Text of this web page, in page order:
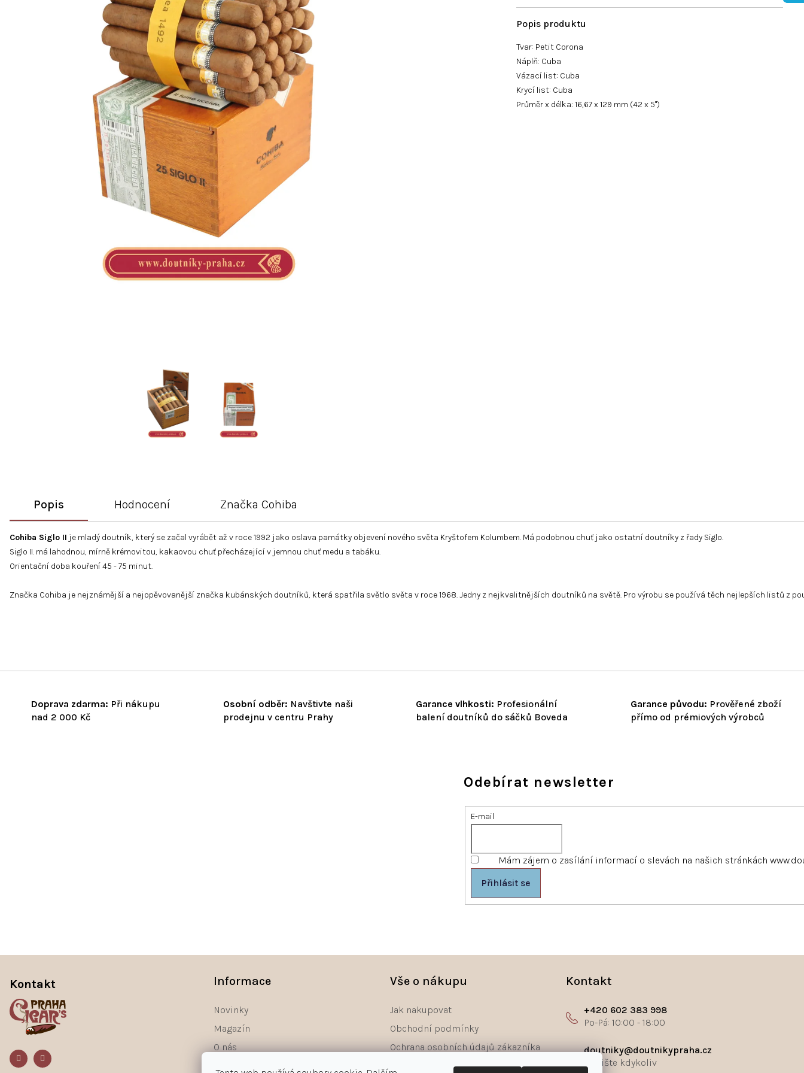
Tvar: Petit Corona
Náplň: Cuba
Vázací list: Cuba
Krycí list: Cuba
Průměr x délka: 16,67 x 129 mm (42 x 5")
Doprava zdarma: Při nákupu
nad 2 000 Kč
Osobní odběr: Navštivte naši
prodejnu v centru Prahy
Garance vlhkosti: Profesionální
balení doutníků do sáčků Boveda
Garance původu: Prověřené zboží
přímo od prémiových výrobců
Popis Hodnocení Značka Cohiba
Cohiba Siglo II je mladý doutník, který se začal vyrábět až v roce 1992 jako oslava památky objevení nového světa Kryštofem Kolumbem. Má podobnou chuť jako ostatní doutníky z řady Siglo.
Siglo II. má lahodnou, mírně krémovitou, kakaovou chuť přecházející v jemnou chuť medu a tabáku.
Orientační doba kouření 45 - 75 minut.
Značka Cohiba je nejznámější a nejopěvovanější značka kubánských doutníků, která spatřila světlo světa v roce 1968. Jedny z nejkvalitnějších doutníků na světě. Pro výrobu se používá těch nejlepších listů z
Odebírat newsletter
E-mail
Mám zájem o zasílání informací o slevách na našich stránkách
Přihlásit se
Informace
Novinky
Magazín
O nás
Vše o nákupu
Jak nakupovat
Obchodní podmínky
Ochrana osobních údajů zákazníka
Kontakt
+420 602 383 998
doutniky@doutnikypraha.cz
Kontakt